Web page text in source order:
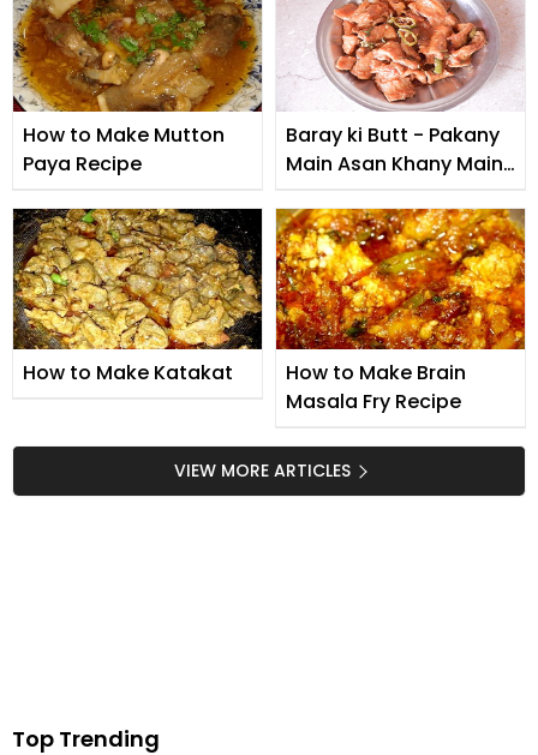
How to Make Mutton
Paya Recipe
Baray ki Butt - Pakany
Main Asan Khany Main
How to Make Katakat
How to Make Brain
Masala Fry Recipe
VIEW MORE ARTICLES
Top Trending